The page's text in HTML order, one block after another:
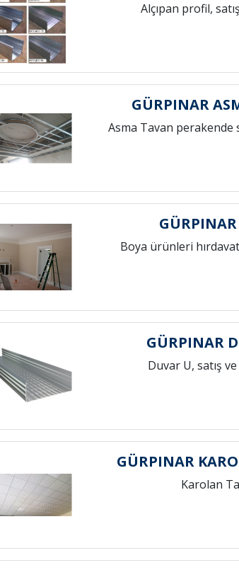
Alçıpan profil,
GÜRPINAR
Asma Tavan perakende
Boya ürünleri
GÜRPINAR
Duvar U, satış
GÜRPINAR
Karolan